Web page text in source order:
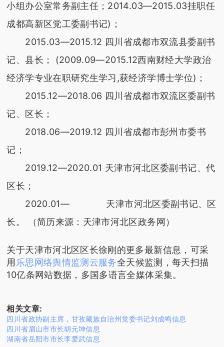
小组办公室常务副主任；2014.03—2015.03挂职任
成都高新区党工委副书记)；
2015.03—2015.12 四川省成都市双流县委副书
记、县长； (2009.09—2015.12西南财经大学政治
经济学专业在职研究生学习,获经济学博士学位)；
2015.12—2018.06 四川省成都市双流区委副书
记、区长；
2018.06—2019.12 四川省成都市彭州市委书
记；
2019.12—2020.01 天津市河北区委副书记、代
区长；
2020.01— 天津市河北区委副书记、区
长。 （简历来源：天津市河北区政务网）
关于天津市河北区区长徐刚的更多最新信息，可采
用 乐思网络舆情监测云服务全天候监测，每天扫描
10亿条网站数据，多国多语言全媒体采集。
相关文章:
四川省政协副主席，甘孜藏族自治州党委书记刘成鸣信息
四川省眉山市市长胡元坤信息
湖南省岳阳市市长李爱武信息